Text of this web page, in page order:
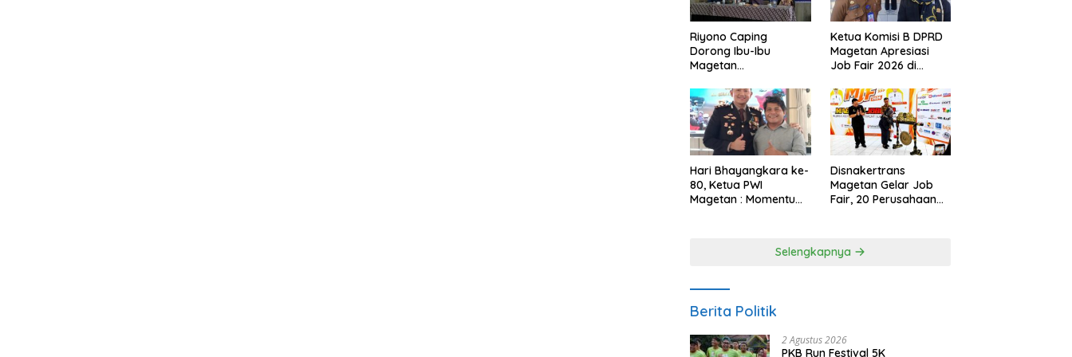
Riyono Caping
Dorong Ibu-Ibu
Magetan
Ikan, Perkuat Budaya
Gemar Makan Ikan
Ketua Komisi B DPRD
Magetan Apresiasi
Job Fair 2026 di
Anggaran
Hari Bhayangkara ke-
80, Ketua PWI
Magetan : Momentum
Disnakertrans
Magetan Gelar Job
Fair, 20 Perusahaan
Selengkapnya
Berita Politik
2 Agustus 2026
PKB Run Festival 5K